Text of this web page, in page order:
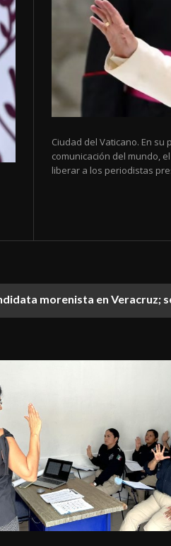
Ciudad del Vaticano. En
comunicación del mundo,
liberar a los periodistas
morenista en Veracruz;
liberar a periodistas presos